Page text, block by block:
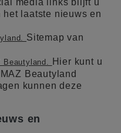
laatste nieuws en
Sitemap van
Beautyland.
Hier kunt u
Beautyland
kunnen deze
en